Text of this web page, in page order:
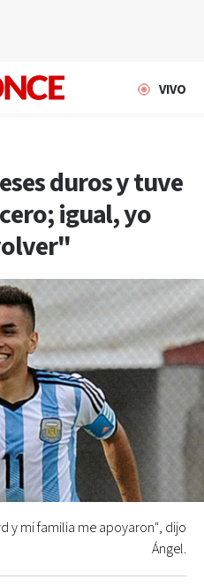
VIVO
duros y tuve
igual, yo
y mi familia me apoyaron", dijo
Ángel.